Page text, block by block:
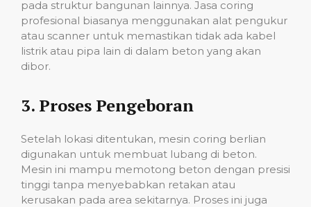
pada struktur bangunan lainnya. Jasa coring
profesional biasanya menggunakan alat pengukur
atau scanner untuk memastikan tidak ada kabel
listrik atau pipa lain di dalam beton yang akan
dibor.
3. Proses Pengeboran
Setelah lokasi ditentukan, mesin coring berlian
digunakan untuk membuat lubang di beton.
Mesin ini mampu memotong beton dengan presisi
tinggi tanpa menyebabkan retakan atau
kerusakan pada area sekitarnya. Proses ini juga